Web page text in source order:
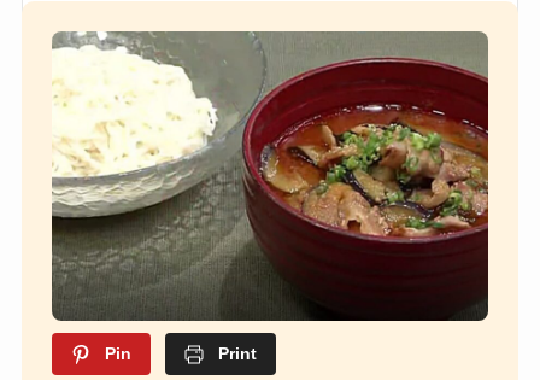
Pin Print